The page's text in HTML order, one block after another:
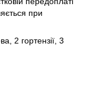
при
2 гортензії, 3